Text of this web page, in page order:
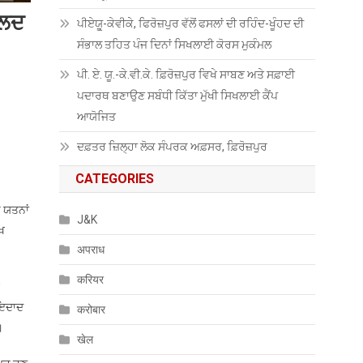
ਯਤਨਾਂ
ਪੀਏਯੂੑ-ਕੇਵੀਕੇ, ਫਿਰੋਜ਼ਪੁਰ ਵੱਲੋਂ ਫਸਲਾਂ ਦੀ ਰਹਿੰਦ-ਖੂੰਹਦ ਦੀ
ਸੰਭਾਲ ਤਹਿਤ ਪੰਜ ਦਿਨਾਂ ਸਿਖਲਾਈ ਕੋਰਸ ਮੁਕੰਮਲ
ਪੀ. ਏ. ਯੂ.-ਕੇ.ਵੀ.ਕੇ. ਫ਼ਿਰੋਜ਼ਪੁਰ ਵਿਖੇ ਸਾਬਣ ਅਤੇ ਸਫ਼ਾਈ
ਪਦਾਰਥ ਬਣਾਉਣ ਸਬੰਧੀ ਕਿੱਤਾ ਮੁੱਖੀ ਸਿਖਲਾਈ ਕੈਂਪ
ਆਯੋਜਿਤ
ਦਫ਼ਤਰ ਜ਼ਿਲ੍ਹਾ ਲੋਕ ਸੰਪਰਕ ਅਫ਼ਸਰ, ਫ਼ਿਰੋਜ਼ਪੁਰ
CATEGORIES
J&K
अपराध
करियर
करोबार
खेल